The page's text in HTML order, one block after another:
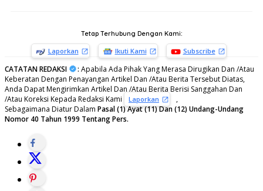
Tetap Terhubung Dengan Kami:
Laporkan Ikuti Kami Subscribe
CATATAN REDAKSI : Apabila Ada Pihak Yang Merasa Dirugikan Dan /Atau
Keberatan Dengan Penayangan Artikel Dan /Atau Berita Tersebut Diatas,
Anda Dapat Mengirimkan Artikel Dan /Atau Berita Berisi Sanggahan Dan
/Atau Koreksi Kepada Redaksi Kami
Laporkan
,
Sebagaimana Diatur Dalam Pasal (1) Ayat (11) Dan (12) Undang-Undang
Nomor 40 Tahun 1999 Tentang Pers.